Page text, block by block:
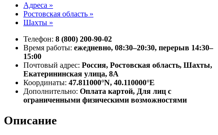
Адреса »
Ростовская область »
Шахты »
Телефон: 8 (800) 200-90-02
Время работы: ежедневно, 08:30–20:30, перерыв 14:30–
15:00
Почтовый адрес: Россия, Ростовская область, Шахты,
Екатерининская улица, 8А
Координаты: 47.811000°N, 40.110000°E
Дополнительно: Оплата картой, Для лиц с
ограниченными физическими возможностями
Описание